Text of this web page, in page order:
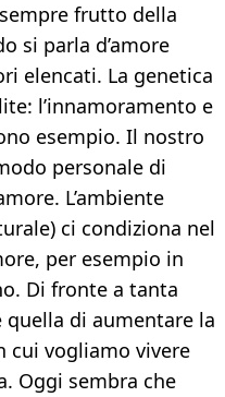
frutto della
si parla d’amore
elencati. La genetica
l’innamoramento e
esempio. Il nostro
personale di
L’ambiente
ci condiziona nel
per esempio in
Di fronte a tanta
quella di aumentare la
cui vogliamo vivere
Oggi sembra che